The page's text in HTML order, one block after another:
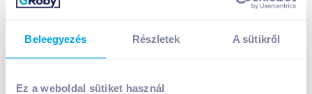
Beleegyezés Részletek A sütikről
Ez a weboldal sütiket használ
Biorganik Bio hajdina 500 g gluténmentes
999 Ft /